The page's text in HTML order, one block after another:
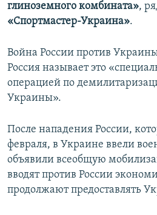
глиноземного комбината»,
«Спортмастер-Украина».
Война России против
Россия называет это
операцией по
Украины».
После нападения России,
февраля, в Украине ввели
объявили всеобщую
вводят против России
продолжают предоставлять